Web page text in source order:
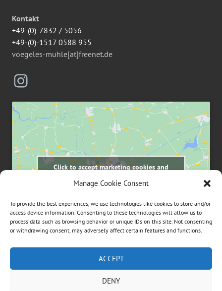
Manage Cookie Consent
To provide the best experiences, we use technologies like cookies to store and/or
access device information. Consenting to these technologies will allow us to
process data such as browsing behavior or unique IDs on this site. Not consenting
or withdrawing consent, may adversely affect certain features and functions.
ACCEPT
DENY
Kontakt
+49-(0)-7832 / 5056
+49-(0)-1517 0588 955
voegeles-muhle[at]freenet.de
Instagram
Click to accept marketing cookies and
Suchen